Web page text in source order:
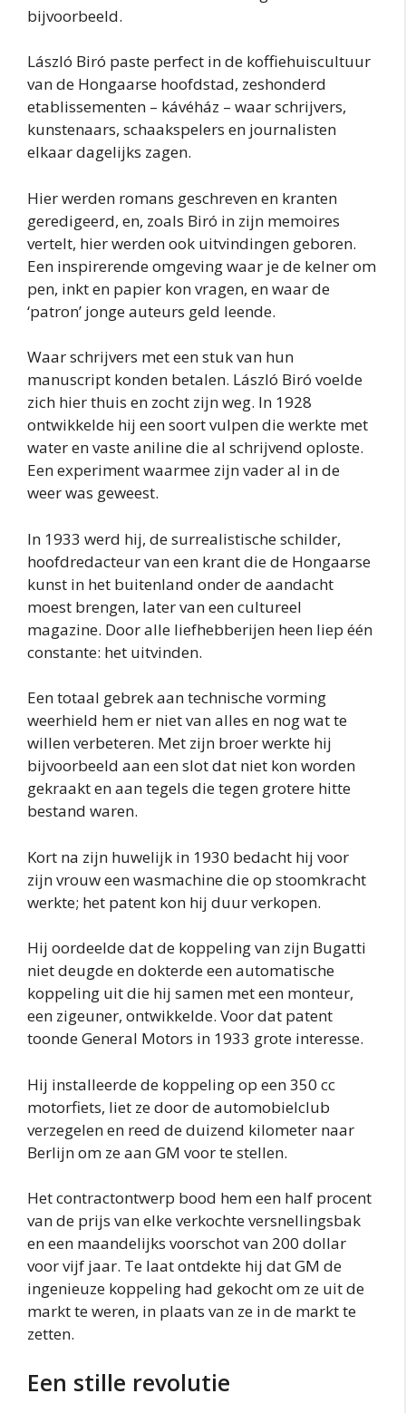
bijvoorbeeld.
László Biró paste perfect in de koffiehuiscultuur
van de Hongaarse hoofdstad, zeshonderd
etablissementen – kávéház – waar schrijvers,
kunstenaars, schaakspelers en journalisten
elkaar dagelijks zagen.
Hier werden romans geschreven en kranten
geredigeerd, en, zoals Biró in zijn memoires
vertelt, hier werden ook uitvindingen geboren.
Een inspirerende omgeving waar je de kelner om
pen, inkt en papier kon vragen, en waar de
‘patron’ jonge auteurs geld leende.
Waar schrijvers met een stuk van hun
manuscript konden betalen. László Biró voelde
zich hier thuis en zocht zijn weg. In 1928
ontwikkelde hij een soort vulpen die werkte met
water en vaste aniline die al schrijvend oploste.
Een experiment waarmee zijn vader al in de
weer was geweest.
In 1933 werd hij, de surrealistische schilder,
hoofdredacteur van een krant die de Hongaarse
kunst in het buitenland onder de aandacht
moest brengen, later van een cultureel
magazine. Door alle liefhebberijen heen liep één
constante: het uitvinden.
Een totaal gebrek aan technische vorming
weerhield hem er niet van alles en nog wat te
willen verbeteren. Met zijn broer werkte hij
bijvoorbeeld aan een slot dat niet kon worden
gekraakt en aan tegels die tegen grotere hitte
bestand waren.
Kort na zijn huwelijk in 1930 bedacht hij voor
zijn vrouw een wasmachine die op stoomkracht
werkte; het patent kon hij duur verkopen.
Hij oordeelde dat de koppeling van zijn Bugatti
niet deugde en dokterde een automatische
koppeling uit die hij samen met een monteur,
een zigeuner, ontwikkelde. Voor dat patent
toonde General Motors in 1933 grote interesse.
Hij installeerde de koppeling op een 350 cc
motorfiets, liet ze door de automobielclub
verzegelen en reed de duizend kilometer naar
Berlijn om ze aan GM voor te stellen.
Het contractontwerp bood hem een half procent
van de prijs van elke verkochte versnellingsbak
en een maandelijks voorschot van 200 dollar
voor vijf jaar. Te laat ontdekte hij dat GM de
ingenieuze koppeling had gekocht om ze uit de
markt te weren, in plaats van ze in de markt te
zetten.
Een stille revolutie